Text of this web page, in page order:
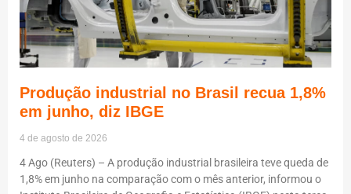
Produção industrial no Brasil recua 1,8%
em junho, diz IBGE
4 de agosto de 2026
4 Ago (Reuters) – A produção industrial brasileira teve queda de
1,8% em junho na comparação com o mês anterior, informou o